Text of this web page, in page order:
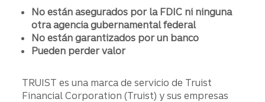
No están asegurados por la FDIC ni ninguna
otra agencia gubernamental federal
No están garantizados por un banco
Pueden perder valor
TRUIST es una marca de servicio de Truist
Financial Corporation (Truist) y sus empresas